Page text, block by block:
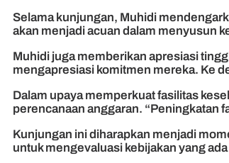
Selama kunjungan, Muhidi
akan menjadi acuan dalam menyusun
Muhidi juga memberikan apresiasi
mengapresiasi komitmen mereka. Ke
Dalam upaya memperkuat fasilitas
perencanaan anggaran. “Peningkatan
Kunjungan ini diharapkan menjadi
untuk mengevaluasi kebijakan yang